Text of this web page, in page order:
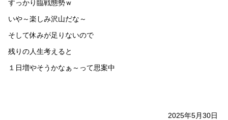
すっかり臨戦態勢ｗ
いや～楽しみ沢山だな～
そして休みが足りないので
残りの人生考えると
１日増やそうかなぁ～って思案中
2025年5月30日